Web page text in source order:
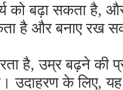
को बढ़ा सकता है,
है और बनाए रख
है, उम्र बढ़ने की
उदाहरण के लिए,